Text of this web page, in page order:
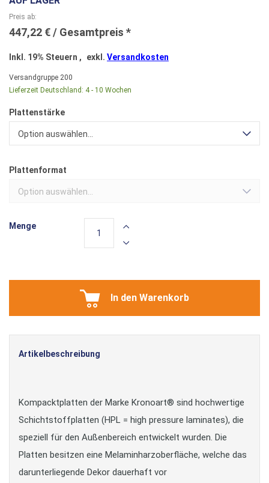
Preis ab
447,22 €
Inkl. 19% Steuern , exkl. Versandkosten
Versandgruppe 200
Lieferzeit Deutschland: 4 - 10 Wochen
Plattenstärke
Option auswählen...
Plattenformat
Option auswählen...
Menge
In den Warenkorb
Artikelbeschreibung
Kompacktplatten der Marke Kronoart® sind hochwertige
Schichtstoffplatten (HPL = high pressure laminates), die
speziell für den Außenbereich entwickelt wurden. Die
Platten besitzen eine Melaminharzoberfläche, welche das
darunterliegende Dekor dauerhaft vor